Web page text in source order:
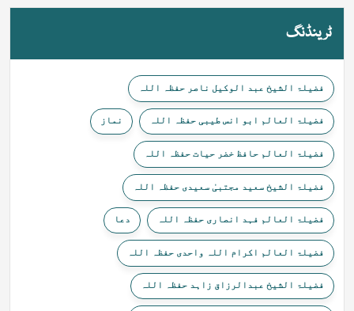
ٹرینڈنگ
فضیلۃ الشیخ عبد الوکیل ناصر حفظہ اللہ
فضیلۃ العالم ابو انس طیبی حفظہ اللہ نماز
فضیلۃ العالم حافظ خضر حیات حفظہ اللہ
فضیلۃ الشیخ سعید مجتبیٰ سعیدی حفظہ اللہ
فضیلۃ العالم فہد انصاری حفظہ اللہ دعا
فضیلۃ العالم اکرام اللہ واحدی حفظہ اللہ
فضیلۃ الشیخ عبدالرزاق زاہد حفظہ اللہ